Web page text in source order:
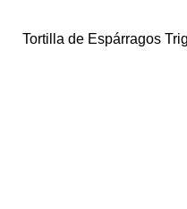
Tortilla de Espárragos